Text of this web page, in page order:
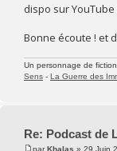
dispo sur YouTube
Bonne écoute ! et
Un personnage de
Sens - La Guerre des
Re: Podcast de
parKhalas » 29 Juin